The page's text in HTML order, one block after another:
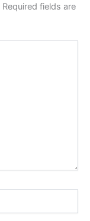
Required fields are